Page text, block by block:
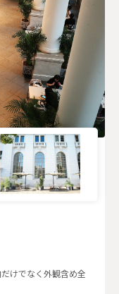
けでなく外観含め全